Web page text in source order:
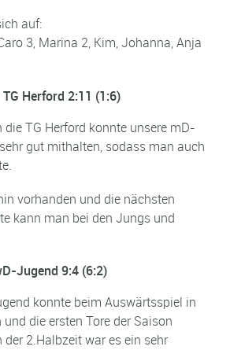
auf:
3, Marina 2, Kim, Johanna, Anja
Herford 2:11 (1:6)
die TG Herford konnte unsere mD-
gut mithalten, sodass man auch
vorhanden und die nächsten
kann man bei den Jungs und
Jugend 9:4 (6:2)
konnte beim Auswärtsspiel in
die ersten Tore der Saison
2.Halbzeit war es ein sehr